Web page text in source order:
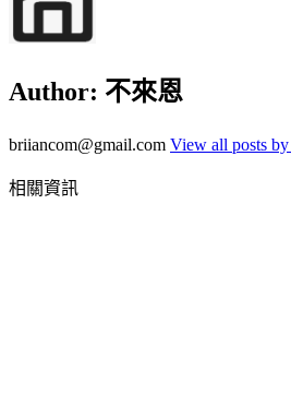
Author: 不來恩
briiancom@gmail.com View all posts
相關資訊